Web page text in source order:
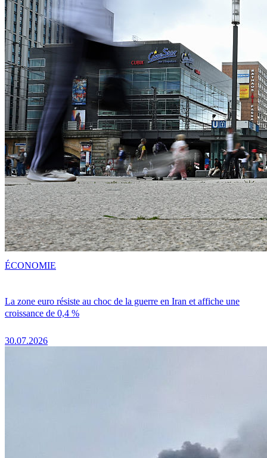
La zone euro résiste au choc de la guerre en Iran et affiche une
croissance de 0,4 %
30.07.2026
ÉCONOMIE